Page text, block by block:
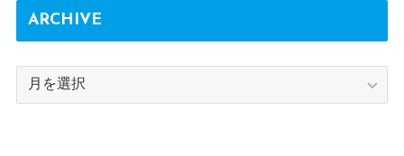
ARCHIVE
ARCHIVE